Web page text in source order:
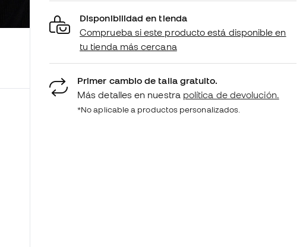
Disponibilidad en tienda
Comprueba si este producto está disponible en
tu tienda más cercana
Primer cambio de talla gratuito.
Más detalles en nuestra política de devolución.
*No aplicable a productos personalizados.